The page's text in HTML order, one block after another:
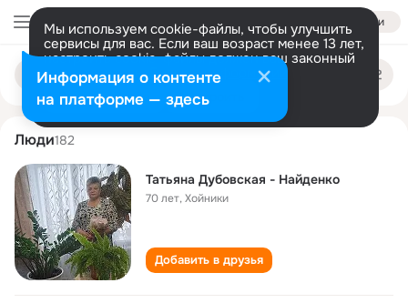
Войти
Мы используем cookie-файлы, чтобы улучшить
сервисы для вас. Если ваш возраст менее 13 лет,
настроить cookie-файлы должен ваш законный
представитель. Больше информации
Разрешить все Настроить
Поиск
людям
tatyana naydenko
Люди182
Татьяна Дубовская - Найденко
70 лет,Хойники
Добавить в друзья
Информация о контенте
на платформе — здесь